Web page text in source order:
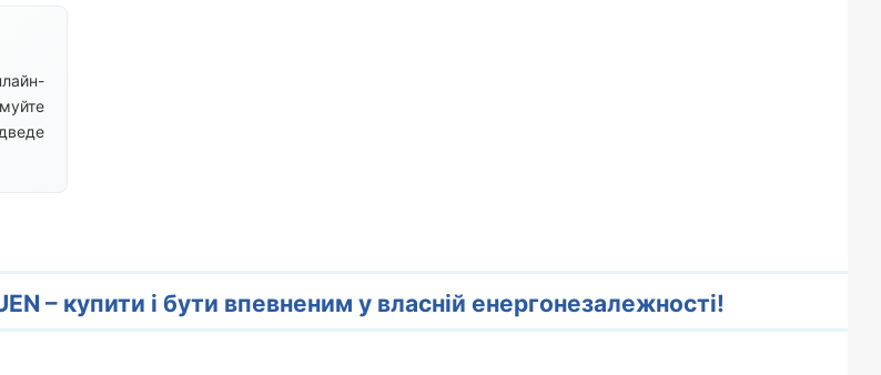
– купити і бути впевненим у власній енергонезалежності!